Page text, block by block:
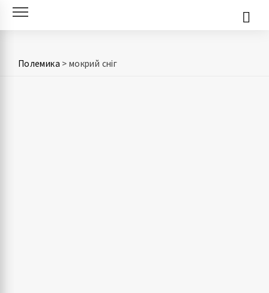
Skip
Полемика > мокрий сніг